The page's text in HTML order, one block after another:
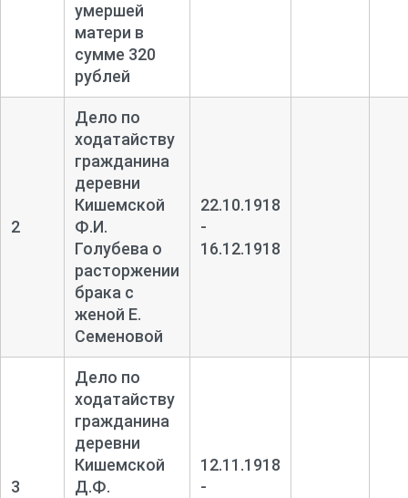
умершей
матери в
сумме 320
рублей
2
Дело по
ходатайству
гражданина
деревни
Кишемской
Ф.И.
Голубева о
расторжении
брака с
женой Е.
Семеновой
22.10.1918
-
16.12.1918
3
Дело по
ходатайству
гражданина
деревни
Кишемской
Д.Ф.
12.11.1918
-